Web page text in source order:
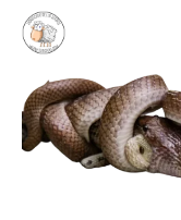
Saltar
contenido
El